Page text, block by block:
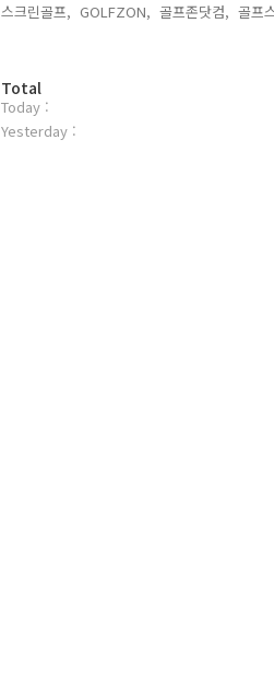
스크린골프, GOLFZON, 골프존닷컴, 골프
방
문
자
Total
Today :
Yesterday :